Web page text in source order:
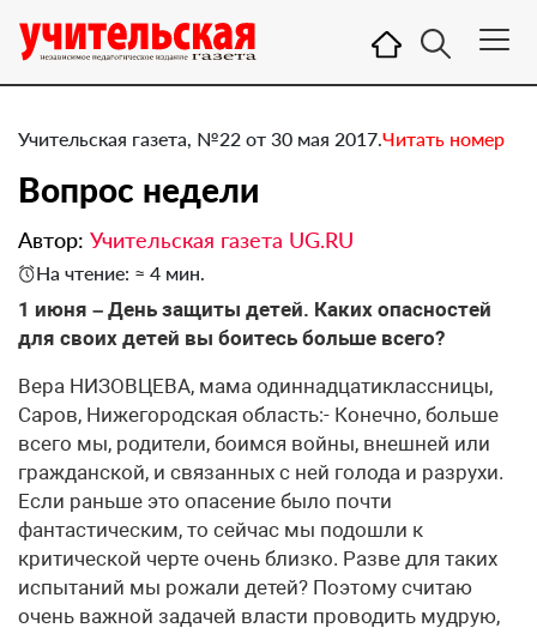
Учительская газета, №22 от 30 мая 2017.Читать номер
​Вопрос недели
Автор: Учительская газета UG.RU
На чтение: ≈ 4 мин.
1 июня – День защиты детей. Каких опасностей
для своих детей вы боитесь больше всего?
Вера НИЗОВЦЕВА, мама одиннадцатиклассницы,
Саров, Нижегородская область:- Конечно, больше
всего мы, родители, боимся войны, внешней или
гражданской, и связанных с ней голода и разрухи.
Если раньше это опасение было почти
фантастическим, то сейчас мы подошли к
критической черте очень близко. Разве для таких
испытаний мы рожали детей? Поэтому считаю
очень важной задачей власти проводить мудрую,